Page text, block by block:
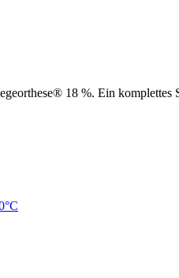
18 %. Ein